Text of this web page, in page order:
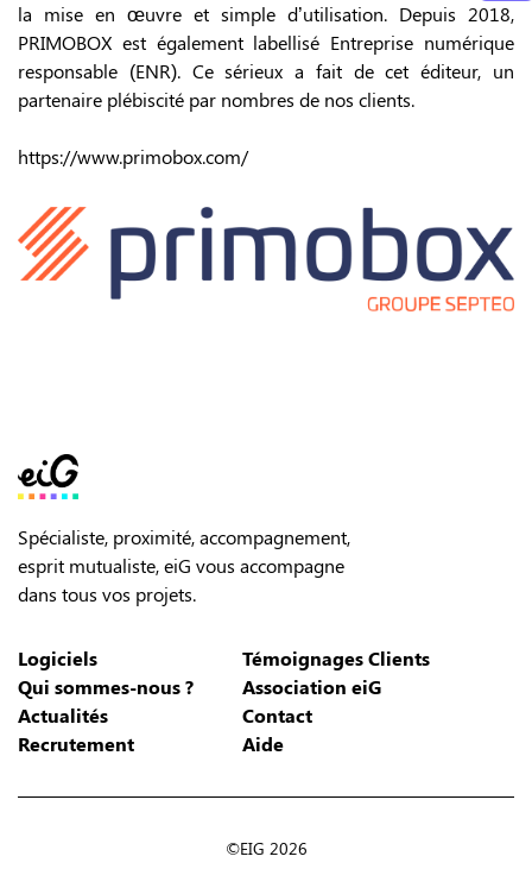
la mise en œuvre et simple d’utilisation. Depuis 2018,
PRIMOBOX est également labellisé Entreprise numérique
responsable (ENR). Ce sérieux a fait de cet éditeur, un
partenaire plébiscité par nombres de nos clients.
https://www.primobox.com/
Spécialiste, proximité, accompagnement,
esprit mutualiste, eiG vous accompagne
dans tous vos projets.
Logiciels
Témoignages Clients
Qui sommes-nous ?
Association eiG
Actualités
Contact
Recrutement
Aide
©EIG 2026